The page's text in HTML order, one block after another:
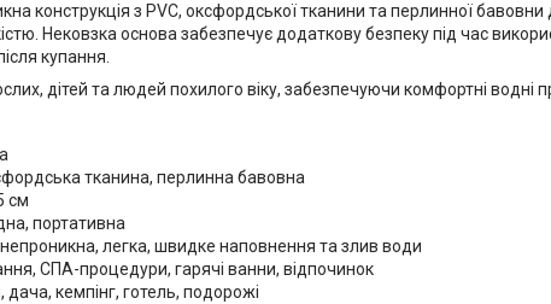
конструкція з PVC, оксфордської тканини та перлинної
Нековзка основа забезпечує додаткову безпеку під час
купання.
дітей та людей похилого віку, забезпечуючи комфортні водні
тканина, перлинна бавовна
см
портативна
легка, швидке наповнення та злив води
СПА-процедури, гарячі ванни, відпочинок
дача, кемпінг, готель, подорожі